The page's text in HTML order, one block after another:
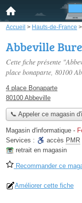
Accueil > Hauts-de-France >
Abbeville
Cette fiche présente
place bonaparte, 80100
4 place Bonaparte
80100 Abbeville
📞 Appeler ce magasin
Magasin d'informatique -
Services :
accès PMR
retrait en magasin
Recommander ce
Améliorer cette fiche